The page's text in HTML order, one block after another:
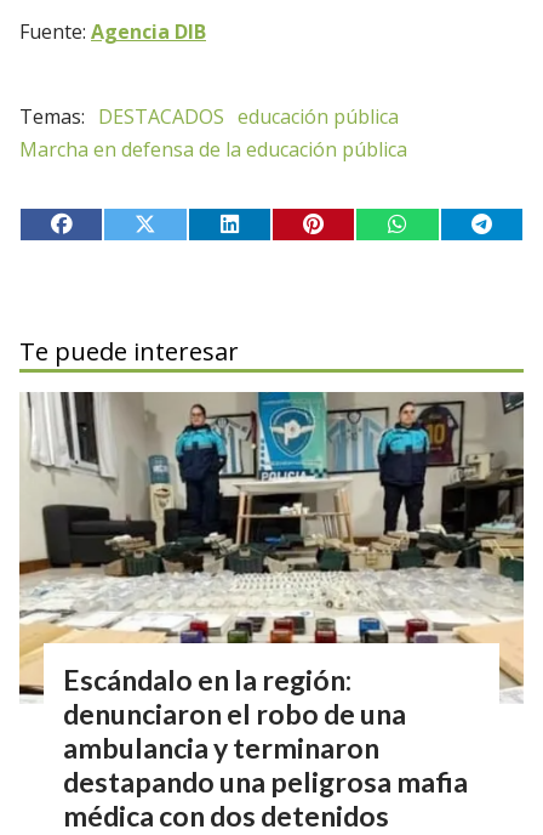
Fuente: Agencia DIB
DESTACADOS educación pública
Marcha en defensa de la educación pública
Te puede interesar
Escándalo en la región:
denunciaron el robo de una
ambulancia y terminaron
destapando una peligrosa mafia
médica con dos detenidos